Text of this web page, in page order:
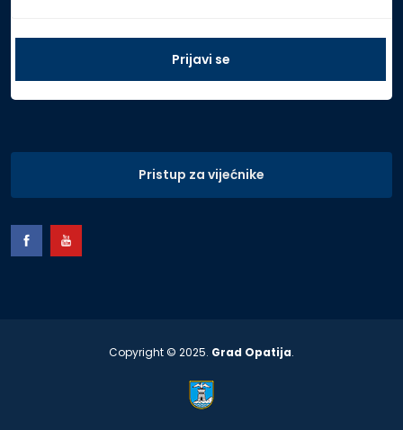
Pristup za vijećnike
Copyright © 2025. Grad Opatija.